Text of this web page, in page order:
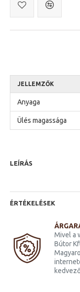
JELLEMZŐK
Anyaga
Ülés magassága
LEÍRÁS
ÉRTÉKELÉSEK
Mivel a
Bútor